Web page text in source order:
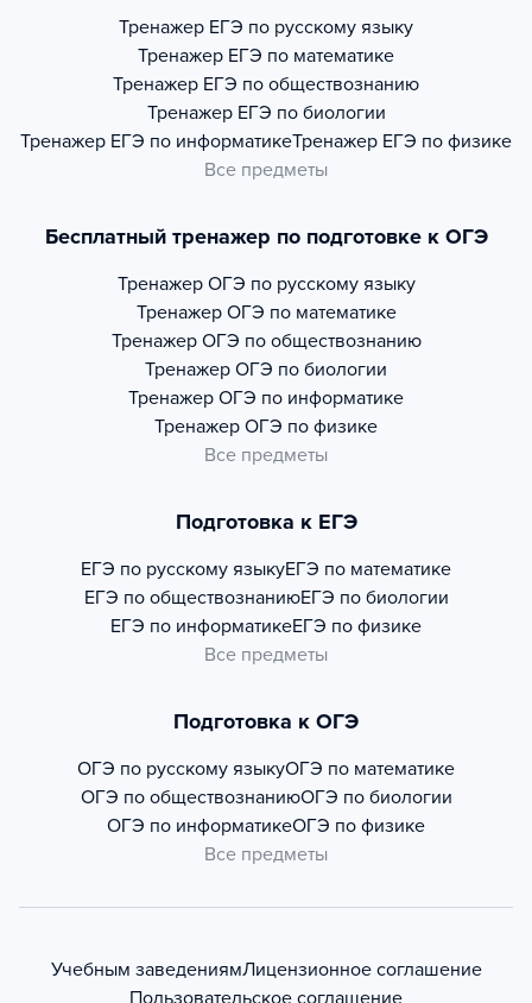
Тренажер ЕГЭ по русскому языку
Тренажер ЕГЭ по математике
Тренажер ЕГЭ по обществознанию
Тренажер ЕГЭ по биологии
Тренажер ЕГЭ по информатикеТренажер ЕГЭ по физике
Все предметы
Бесплатный тренажер по подготовке к ОГЭ
Тренажер ОГЭ по русскому языку
Тренажер ОГЭ по математике
Тренажер ОГЭ по обществознанию
Тренажер ОГЭ по биологии
Тренажер ОГЭ по информатике
Тренажер ОГЭ по физике
Все предметы
Подготовка к ЕГЭ
ЕГЭ по русскому языкуЕГЭ по математике
ЕГЭ по обществознаниюЕГЭ по биологии
ЕГЭ по информатикеЕГЭ по физике
Все предметы
Подготовка к ОГЭ
ОГЭ по русскому языкуОГЭ по математике
ОГЭ по обществознаниюОГЭ по биологии
ОГЭ по информатикеОГЭ по физике
Все предметы
Учебным заведениямЛицензионное соглашение
Пользовательское соглашение